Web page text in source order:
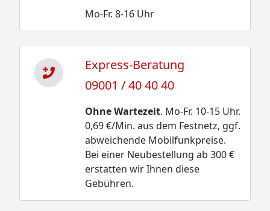
Mo-Fr. 8-16 Uhr
Express-Beratung
09001 / 40 40 40
Ohne Wartezeit. Mo-Fr. 10-15 Uhr.
0,69 €/Min. aus dem Festnetz, ggf.
abweichende Mobilfunkpreise.
Bei einer Neubestellung ab 300 €
erstatten wir Ihnen diese
Gebühren.